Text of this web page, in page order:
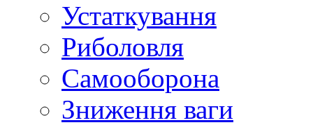
Устаткування
Риболовля
Самооборона
Зниження ваги